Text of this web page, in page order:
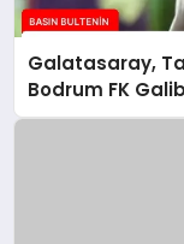
Galatasaray,
Bodrum FK